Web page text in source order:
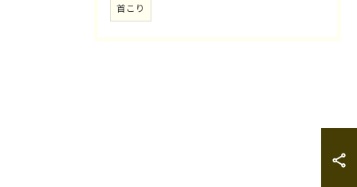
首こり